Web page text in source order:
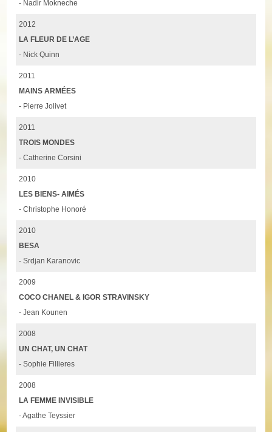
- Nadir Mokneche
2012
LA FLEUR DE L’AGE
- Nick Quinn
2011
MAINS ARMÉES
- Pierre Jolivet
2011
TROIS MONDES
- Catherine Corsini
2010
LES BIENS- AIMÉS
- Christophe Honoré
2010
BESA
- Srdjan Karanovic
2009
COCO CHANEL & IGOR STRAVINSKY
- Jean Kounen
2008
UN CHAT, UN CHAT
- Sophie Fillieres
2008
LA FEMME INVISIBLE
- Agathe Teyssier